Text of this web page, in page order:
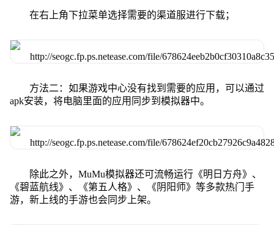
在右上角下拉菜单选择需要的渠道服进行下载；
方法二：如果游戏中心没有找到需要的应用，可以通过
apk安装，将电脑里面的应用同步到模拟器中。
除此之外，MuMu模拟器还可流畅运行《明日方舟》、
《碧蓝航线》、《第五人格》、《阴阳师》等多款热门手
游，新上线的手游也会同步上架。